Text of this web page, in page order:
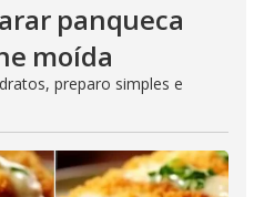
panqueca
moída
preparo simples e